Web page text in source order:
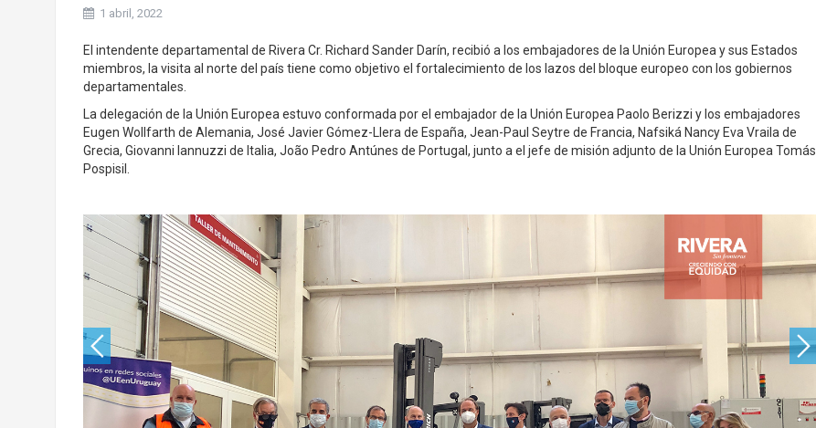
1 abril, 2022
El intendente departamental de Rivera Cr. Richard Sander Darín, recibió a los embajadores de la Unión Europea y sus Estados
miembros, la visita al norte del país tiene como objetivo el fortalecimiento de los lazos del bloque europeo con los gobiernos
departamentales.
La delegación de la Unión Europea estuvo conformada por el embajador de la Unión Europea Paolo Berizzi y los embajadores
Eugen Wollfarth de Alemania, José Javier Gómez-Llera de España, Jean-Paul Seytre de Francia, Nafsiká Nancy Eva Vraila de
Grecia, Giovanni Iannuzzi de Italia, João Pedro Antúnes de Portugal, junto a el jefe de misión adjunto de la Unión Europea Tomás
Pospisil.